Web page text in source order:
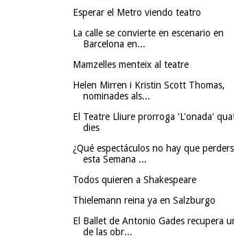
Esperar el Metro viendo teatro
La calle se convierte en escenario en
Barcelona en...
Mamzelles menteix al teatre
Helen Mirren i Kristin Scott Thomas,
nominades als...
El Teatre Lliure prorroga 'L'onada'
dies
¿Qué espectáculos no hay que
esta Semana ...
Todos quieren a Shakespeare
Thielemann reina ya en Salzburgo
El Ballet de Antonio Gades recupera
de las obr...